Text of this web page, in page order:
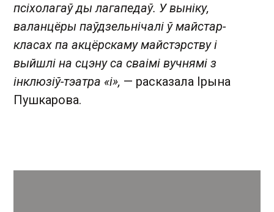
псіхолагаў ды лагапедаў. У выніку,
валанцёры паўдзельнічалі ў майстар-
класах па акцёрскаму майстэрству і
выйшлі на сцэну са сваімі вучнямі з
інклюзіў-тэатра «і», — расказала Ірына
Пушкарова.